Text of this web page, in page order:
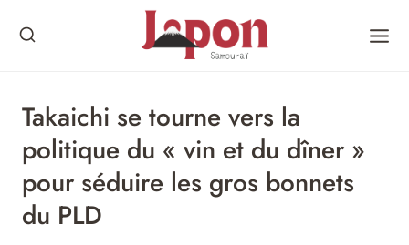
Takaichi se tourne vers la
politique du « vin et du dîner »
pour séduire les gros bonnets
du PLD